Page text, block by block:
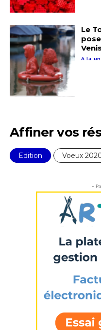
Adresse email*
Le
A la
Affiner vos
Edition Voeux
-